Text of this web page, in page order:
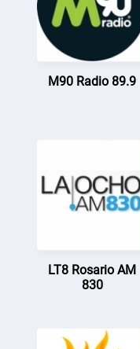
M90 Radio 89.9
LT8 Rosario AM
830